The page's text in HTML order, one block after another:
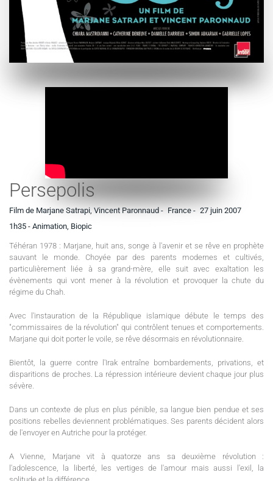
Persepolis
Film de Marjane Satrapi, Vincent Paronnaud - France - 27 juin 2007
1h35 - Animation, Biopic
Téhéran 1978 : Marjane, huit ans, songe à l'avenir et se rêve en prophète
sauvant le monde. Choyée par des parents modernes et cultivés,
particulièrement liée à sa grand-mère, elle suit avec exaltation les
évènements qui vont mener à la révolution et provoquer la chute du
régime du Chah.
Avec l'instauration de la République islamique débute le temps des
"commissaires de la révolution" qui contrôlent tenues et comportements.
Marjane qui doit porter le voile, se rêve désormais en révolutionnaire.
Bientôt, la guerre contre l'Irak entraîne bombardements, privations, et
disparitions de proches. La répression intérieure devient chaque jour plus
sévère.
Dans un contexte de plus en plus pénible, sa langue bien pendue et ses
positions rebelles deviennent problématiques. Ses parents décident alors
de l'envoyer en Autriche pour la protéger.
A Vienne, Marjane vit à quatorze ans sa deuxième révolution :
l'adolescence, la liberté, les vertiges de l'amour mais aussi l'exil, la